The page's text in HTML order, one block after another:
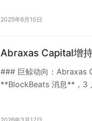
2025年6月10日
Abraxas Capital增
### 巨鲸动向：Abraxas
**BlockBeats 消息**，3